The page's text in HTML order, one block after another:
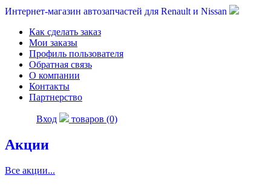
Интернет-магазин автозапчастей для Renault и Nissan
Как сделать заказ
Мои заказы
Профиль пользователя
Обратная связь
О компании
Контакты
Партнерство
Вход товаров (0)
Акции
Все акции...